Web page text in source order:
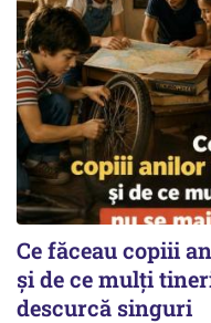
Ce făceau copiii
și de ce mulți
descurcă singuri